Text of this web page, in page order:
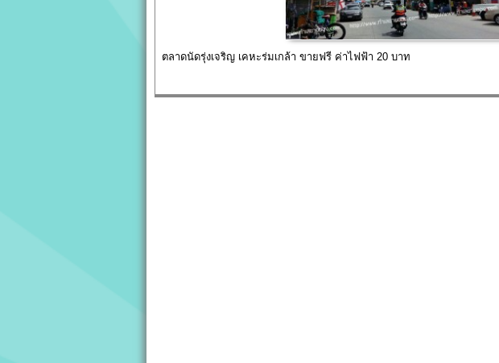
ตลาดนัดรุ่งเจริญ เคหะร่มเกล้า ขายฟรี ค่าไฟฟ้า 20 บาท